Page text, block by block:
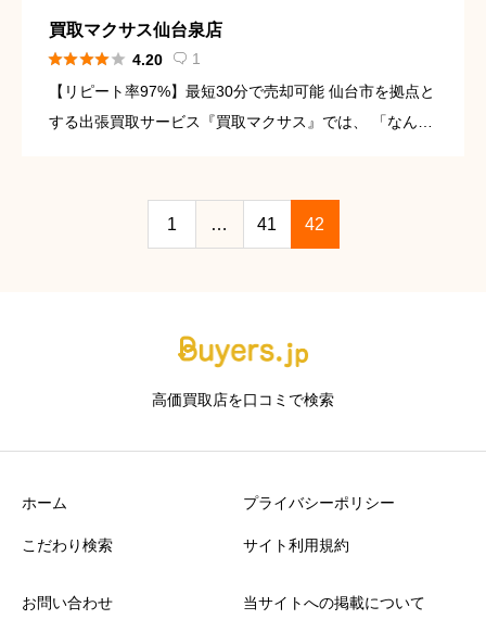
買取マクサス仙台泉店
 4.20  1
【リピート率97%】最短30分で売却可能 仙台市を拠点と
する出張買取サービス『買取マクサス』では、 「なんで
1 … 41 42
高価買取店を口コミで検索
ホーム
こだわり検索
プライバシーポリシー
サイト利用規約
お問い合わせ 当サイトへの掲載について